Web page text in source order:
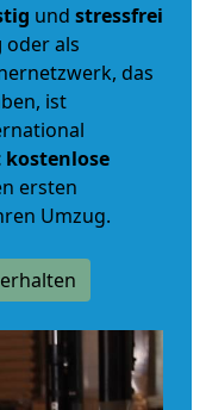
und stressfrei
oder als
das
ist
kostenlose
ersten
Umzug.